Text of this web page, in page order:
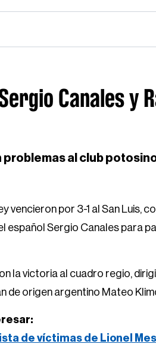
Canales y
problemas al club
vencieron por 3-1 al San Luis,
español Sergio Canales para
la victoria al cuadro regio,
de origen argentino Mateo
de víctimas de Lionel